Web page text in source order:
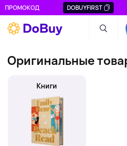
ПРОМОКОД DOBUYFIRST
Оригинальные
Книги